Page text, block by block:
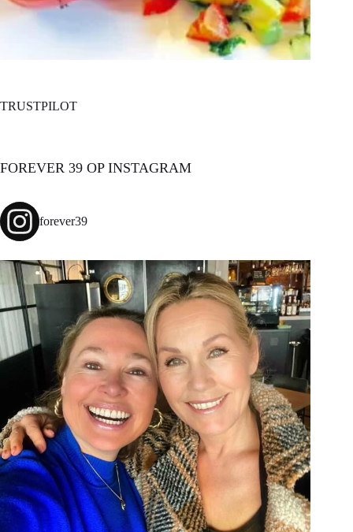
TRUSTPILOT
FOREVER 39 OP INSTAGRAM
forever39